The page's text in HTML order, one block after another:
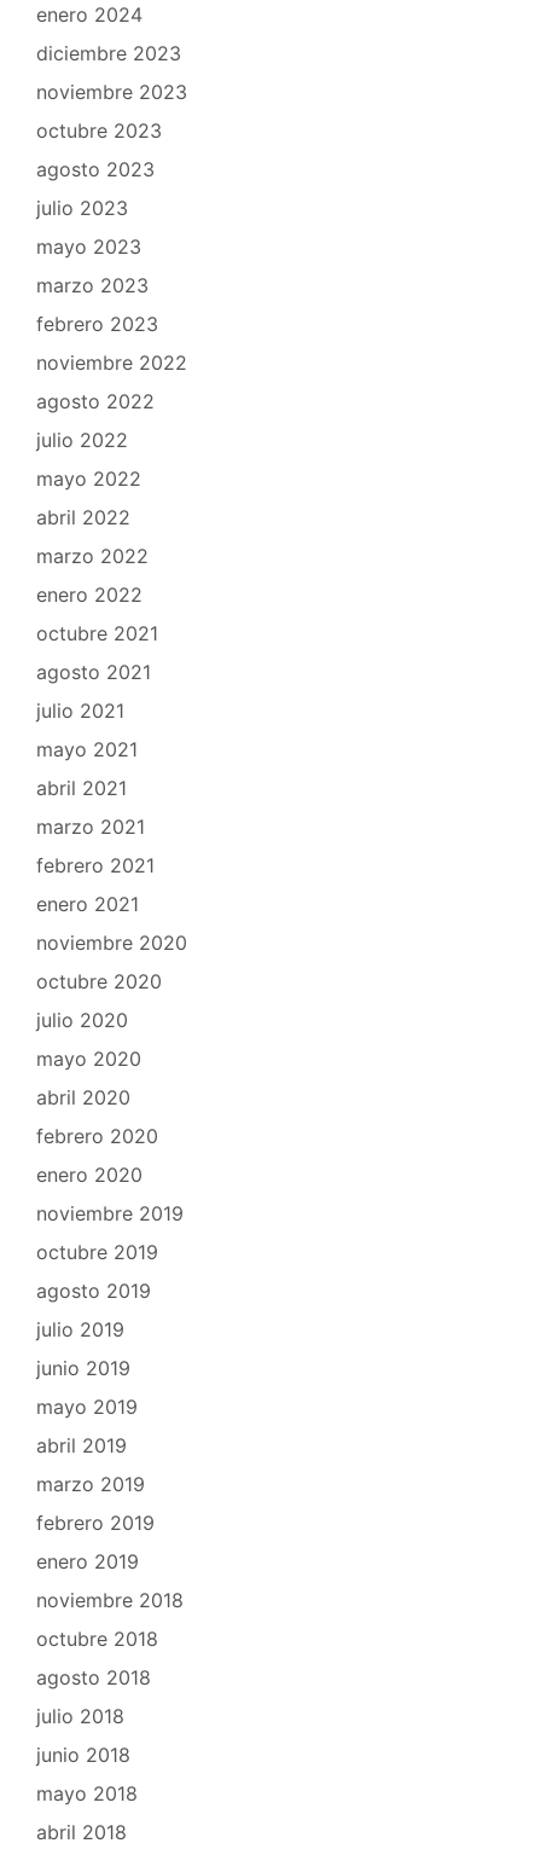
enero 2024
diciembre 2023
noviembre 2023
octubre 2023
agosto 2023
julio 2023
mayo 2023
marzo 2023
febrero 2023
noviembre 2022
agosto 2022
julio 2022
mayo 2022
abril 2022
marzo 2022
enero 2022
octubre 2021
agosto 2021
julio 2021
mayo 2021
abril 2021
marzo 2021
febrero 2021
enero 2021
noviembre 2020
octubre 2020
julio 2020
mayo 2020
abril 2020
febrero 2020
enero 2020
noviembre 2019
octubre 2019
agosto 2019
julio 2019
junio 2019
mayo 2019
abril 2019
marzo 2019
febrero 2019
enero 2019
noviembre 2018
octubre 2018
agosto 2018
julio 2018
junio 2018
mayo 2018
abril 2018